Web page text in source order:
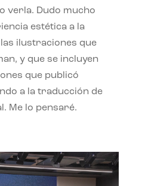
verla. Dudo mucho
estética a la
ilustraciones que
y que se incluyen
que publicó
a la traducción de
Me lo pensaré.